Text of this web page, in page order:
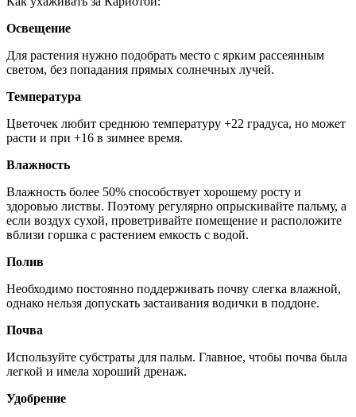
Освещение
Для растения нужно подобрать место с ярким рассеянным
светом, без попадания прямых солнечных лучей.
Температура
Цветочек любит среднюю температуру +22 градуса, но может
расти и при +16 в зимнее время.
Влажность
Влажность более 50% способствует хорошему росту и
здоровью листвы. Поэтому регулярно опрыскивайте пальму, а
если воздух сухой, проветривайте помещение и расположите
вблизи горшка с растением емкость с водой.
Полив
Необходимо постоянно поддерживать почву слегка влажной,
однако нельзя допускать застаивания водички в поддоне.
Почва
Используйте субстраты для пальм. Главное, чтобы почва была
легкой и имела хороший дренаж.
Удобрение